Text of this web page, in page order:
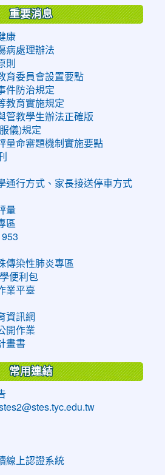
重要消息
康
病處理辦法
則
育委員會設置要點
件防治規定
教育實施規定
管教學生辦法正確版
儀)規定
量命審題機制實施要點
通行方式、家長接送停車方式
量
區
傳染性肺炎專區
便利包
業平臺
資訊網
開作業
畫書
常用連結
線上認證系統